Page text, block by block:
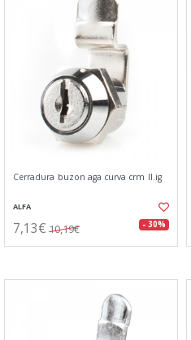
Cerradura buzon aga curva crm ll.ig
ALFA
7,13€ 10,19€ - 30%